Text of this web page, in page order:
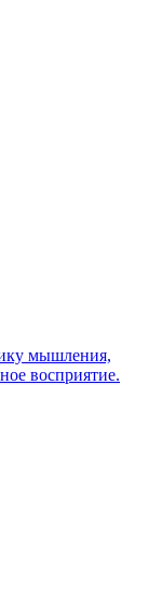
мышления,
восприятие.